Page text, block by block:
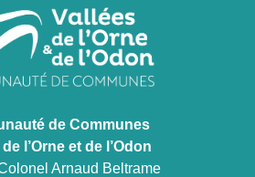
de Communes
l’Orne et de l’Odon
Arnaud Beltrame